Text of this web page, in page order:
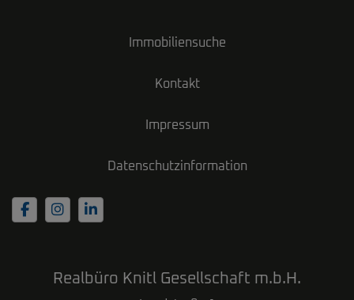
Immobiliensuche
Kontakt
Impressum
Datenschutzinformation
Realbüro Knitl Gesellschaft m.b.H.